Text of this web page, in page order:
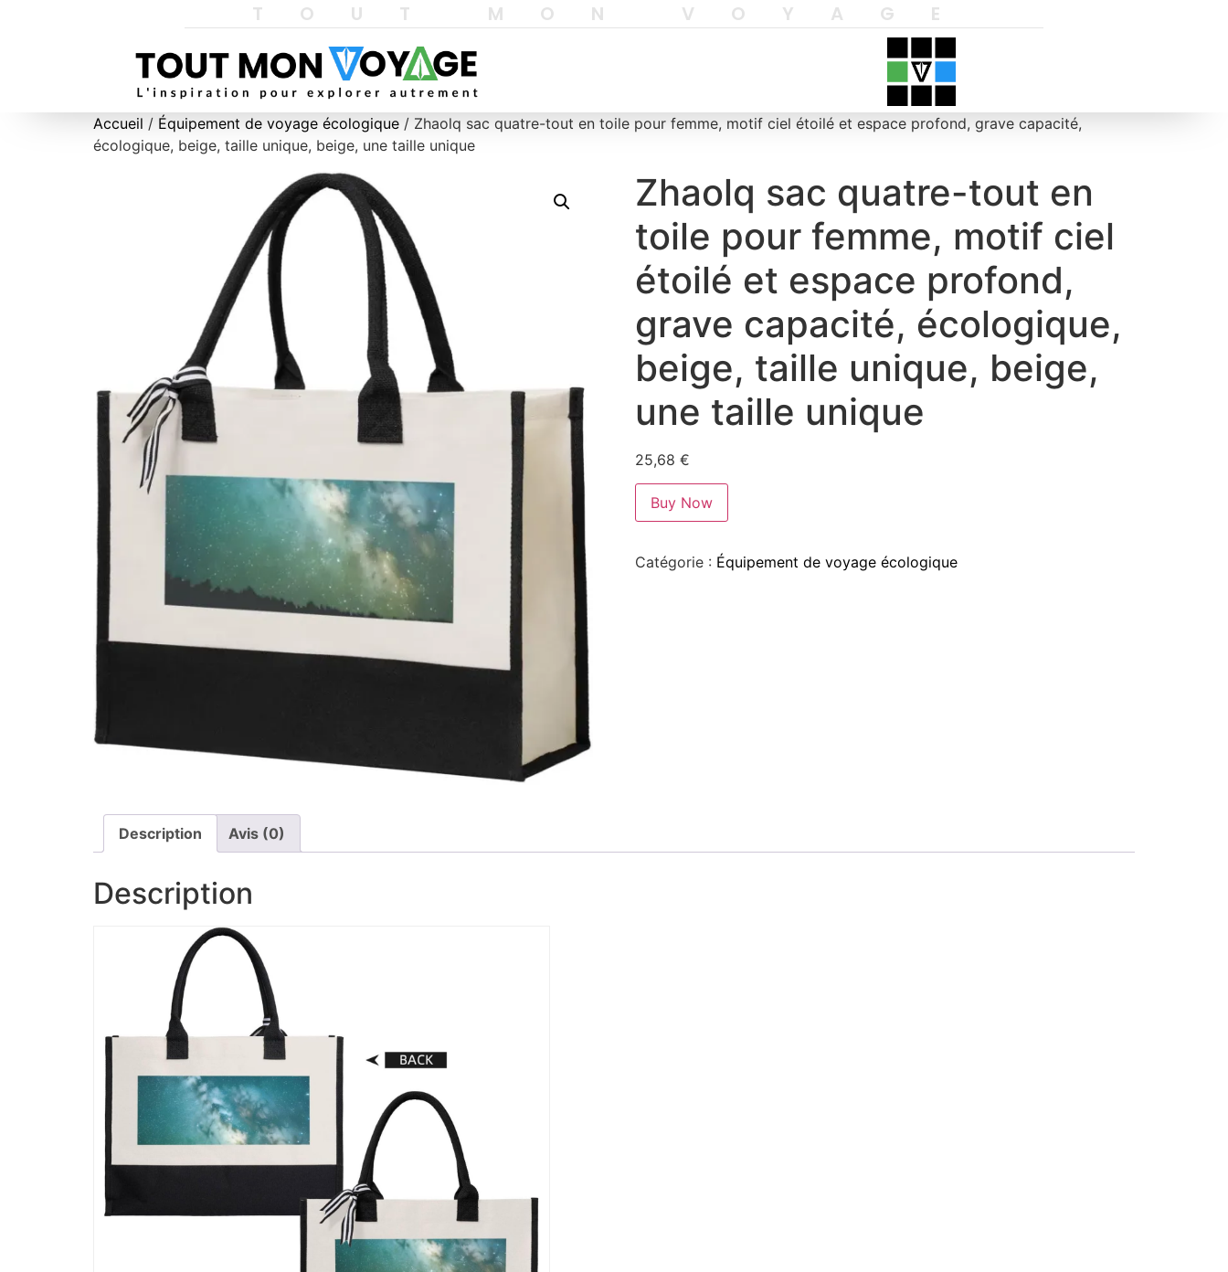
TOUT MON VOYAGE
Accueil / Équipement de voyage écologique / Zhaolq sac quatre-tout en toile pour femme, motif ciel étoilé et espace profond, grave capacité,
écologique, beige, taille unique, beige, une taille unique
Zhaolq sac quatre-tout en
toile pour femme, motif ciel
étoilé et espace profond,
grave capacité, écologique,
beige, taille unique, beige,
une taille unique
25,68 €
Buy Now
Catégorie : Équipement de voyage écologique
Description Avis (0)
Description